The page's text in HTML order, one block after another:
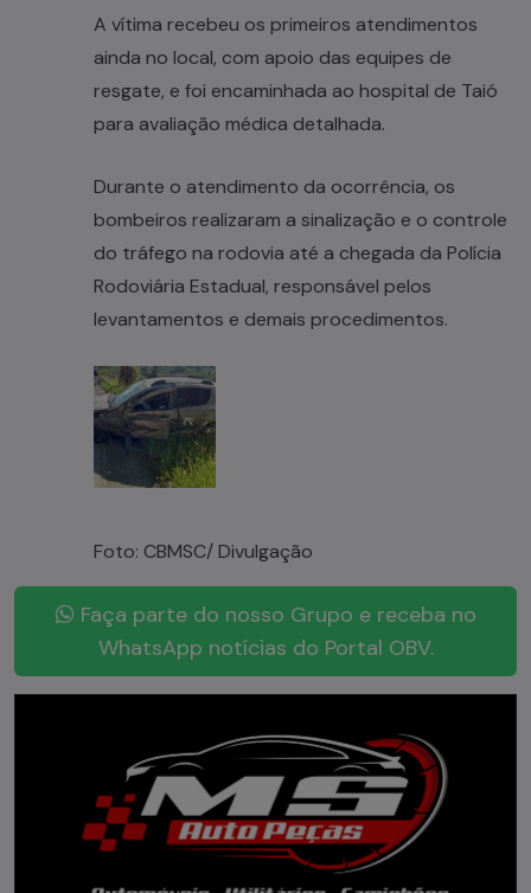
A vítima recebeu os primeiros atendimentos
ainda no local, com apoio das equipes de
resgate, e foi encaminhada ao hospital de Taió
para avaliação médica detalhada.
Durante o atendimento da ocorrência, os
bombeiros realizaram a sinalização e o controle
do tráfego na rodovia até a chegada da Polícia
Rodoviária Estadual, responsável pelos
levantamentos e demais procedimentos.
Foto: CBMSC/ Divulgação
Faça parte do nosso Grupo e receba no
WhatsApp notícias do Portal OBV.